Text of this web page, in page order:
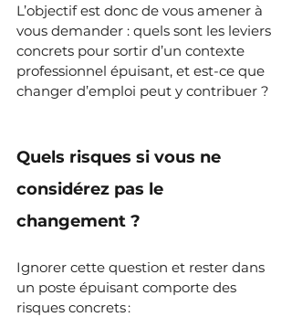
L’objectif est donc de vous amener à
vous demander : quels sont les leviers
concrets pour sortir d’un contexte
professionnel épuisant, et est-ce que
changer d’emploi peut y contribuer ?
Quels risques si vous ne
considérez pas le
changement ?
Ignorer cette question et rester dans
un poste épuisant comporte des
risques concrets :